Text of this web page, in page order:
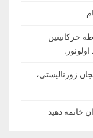
حرکاتینین
1934) — آذربایجان ژورنالیستی،
خاتمه دهید